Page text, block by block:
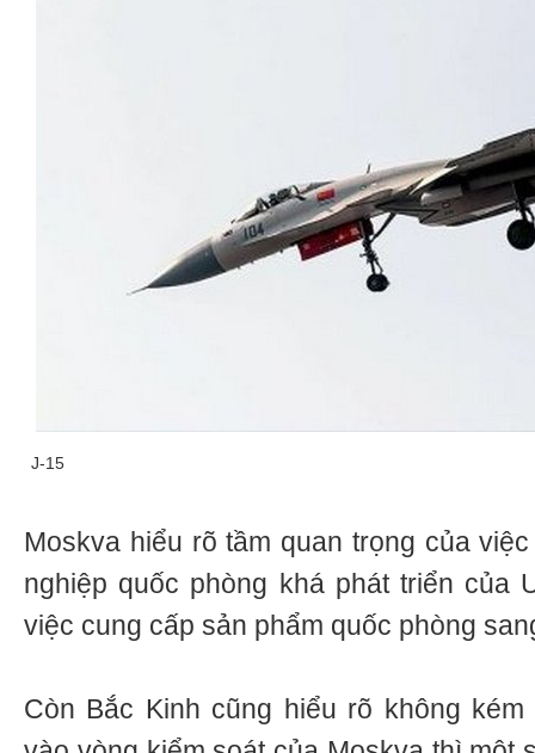
J-15
Moskva hiểu rõ tầm quan trọng của
nghiệp quốc phòng khá phát triển của
việc cung cấp sản phẩm quốc phòng
Còn Bắc Kinh cũng hiểu rõ không